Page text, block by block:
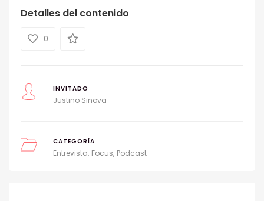
Detalles del contenido
0
INVITADO
Justino Sinova
CATEGORÍA
Entrevista Focus Podcast